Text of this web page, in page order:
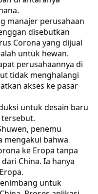
manajer perusahaan
disebutkan
Corona yang dijual
untuk hewan.
perusahaannya di
tidak menghalangi
akses ke pasar
untuk desain baru
tersebut.
penemu
mengakui bahwa
ke Eropa tanpa
China. Ia hanya
untuk